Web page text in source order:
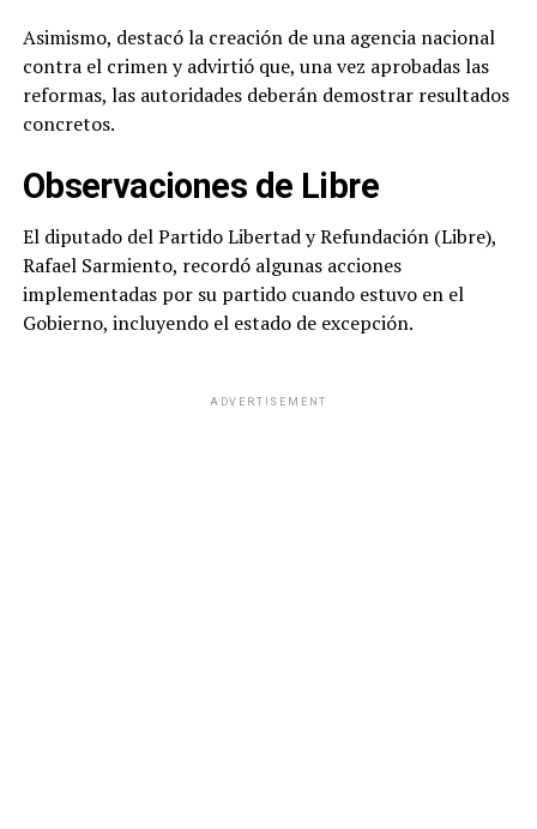
Asimismo, destacó la creación de una agencia nacional
contra el crimen y advirtió que, una vez aprobadas las
reformas, las autoridades deberán demostrar resultados
concretos.
Observaciones de Libre
El diputado del Partido Libertad y Refundación (Libre),
Rafael Sarmiento, recordó algunas acciones
implementadas por su partido cuando estuvo en el
Gobierno, incluyendo el estado de excepción.
ADVERTISEMENT